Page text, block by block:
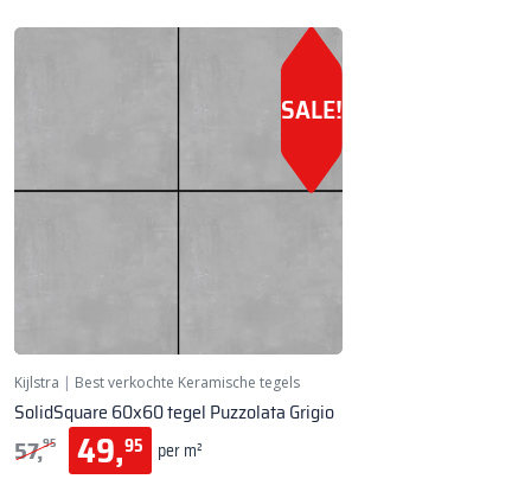
SALE!
Kijlstra | Best verkochte Keramische tegels
SolidSquare 60x60 tegel Puzzolata Grigio
57,95 49,95
per m²